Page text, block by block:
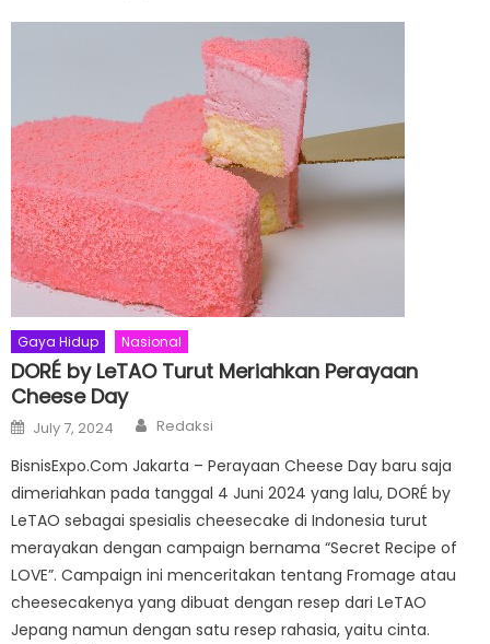
Gaya Hidup Nasional
DORÉ by LeTAO Turut Meriahkan Perayaan
Cheese Day
Posted
on
July 7, 2024 Author
Redaksi
BisnisExpo.Com Jakarta – Perayaan Cheese Day baru saja
dimeriahkan pada tanggal 4 Juni 2024 yang lalu, DORÉ by
LeTAO sebagai spesialis cheesecake di Indonesia turut
merayakan dengan campaign bernama “Secret Recipe of
LOVE”. Campaign ini menceritakan tentang Fromage atau
cheesecakenya yang dibuat dengan resep dari LeTAO
Jepang namun dengan satu resep rahasia, yaitu cinta.